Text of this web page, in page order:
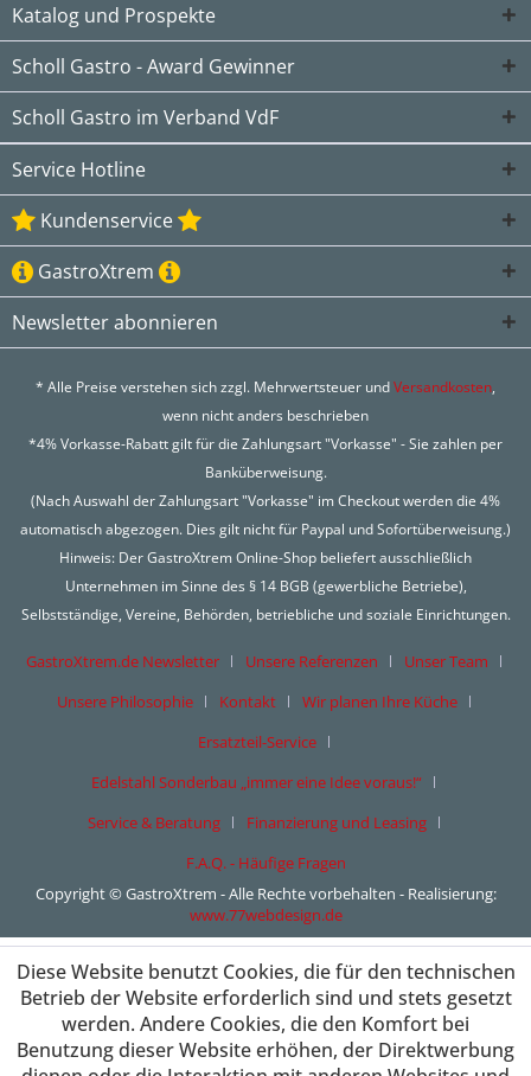
Katalog und Prospekte
Scholl Gastro - Award Gewinner
Scholl Gastro im Verband VdF
Service Hotline
Kundenservice
GastroXtrem
Newsletter abonnieren
* Alle Preise verstehen sich zzgl. Mehrwertsteuer undVersandkosten,
wenn nicht anders beschrieben
*4% Vorkasse-Rabatt gilt für die Zahlungsart "Vorkasse" - Sie zahlen per
Banküberweisung.
(Nach Auswahl der Zahlungsart "Vorkasse" im Checkout werden die 4%
automatisch abgezogen. Dies gilt nicht für Paypal und Sofortüberweisung.)
Hinweis: Der GastroXtrem Online-Shop beliefert ausschließlich
Unternehmen im Sinne des § 14 BGB (gewerbliche Betriebe),
Selbstständige, Vereine, Behörden, betriebliche und soziale Einrichtungen.
GastroXtrem.de Newsletter Unsere Referenzen
Unser Team
Unsere Philosophie
Kontakt
Wir planen Ihre Küche
Ersatzteil-Service
Edelstahl Sonderbau „immer eine Idee voraus!“
Service & Beratung
Finanzierung und Leasing
F.A.Q. - Häufige Fragen
Copyright © GastroXtrem - Alle Rechte vorbehalten - Realisierung:
www.77webdesign.de
Diese Website benutzt Cookies, die für den technischen
Betrieb der Website erforderlich sind und stets gesetzt
werden. Andere Cookies, die den Komfort bei
Benutzung dieser Website erhöhen, der Direktwerbung